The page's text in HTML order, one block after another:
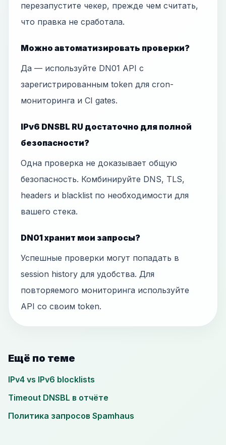
перезапустите чекер, прежде чем считать,
что правка не сработала.
Можно автоматизировать проверки?
Да — используйте DN01 API с
зарегистрированным token для cron-
мониторинга и CI gates.
IPv6 DNSBL RU достаточно для полной
безопасности?
Одна проверка не доказывает общую
безопасность. Комбинируйте DNS, TLS,
headers и blacklist по необходимости для
вашего стека.
DN01 хранит мои запросы?
Успешные проверки могут попадать в
session history для удобства. Для
повторяемого мониторинга используйте
API со своим token.
Ещё по теме
IPv4 vs IPv6 blocklists
Timeout DNSBL в отчёте
Политика запросов Spamhaus